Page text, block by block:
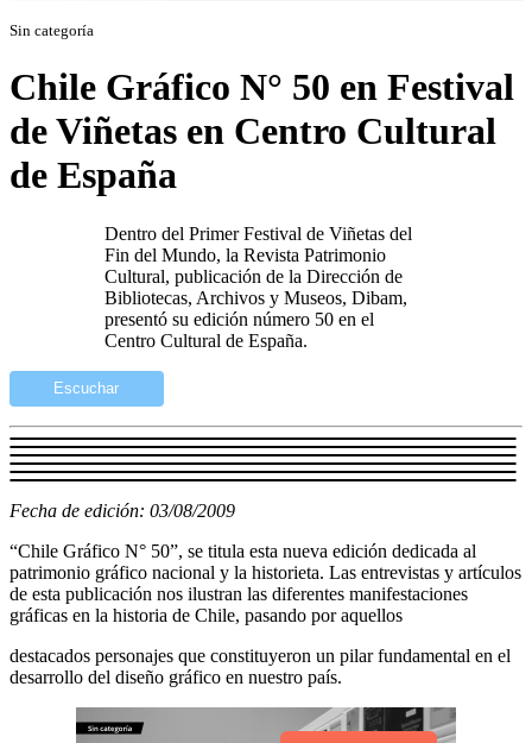
Sin categoría
Chile Gráfico N° 50 en Festival
de Viñetas en Centro Cultural
de España
Dentro del Primer Festival de Viñetas del
Fin del Mundo, la Revista Patrimonio
Cultural, publicación de la Dirección de
Bibliotecas, Archivos y Museos, Dibam,
presentó su edición número 50 en el
Centro Cultural de España.
Escuchar
Fecha de edición: 03/08/2009
“Chile Gráfico N° 50”, se titula esta nueva edición dedicada al
patrimonio gráfico nacional y la historieta. Las entrevistas y artículos
de esta publicación nos ilustran las diferentes manifestaciones
gráficas en la historia de Chile, pasando por aquellos
destacados personajes que constituyeron un pilar fundamental en el
desarrollo del diseño gráfico en nuestro país.